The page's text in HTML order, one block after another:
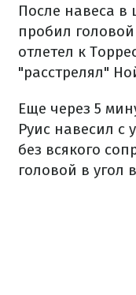
После навеса
пробил
отлетел к
"расстрелял"
Еще через 5
Руис навесил с
без всякого
головой в угол